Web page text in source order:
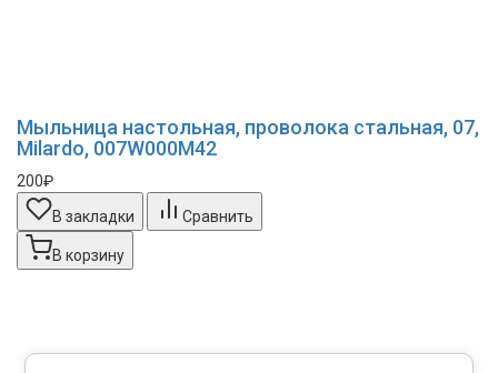
Мыльница настольная, проволока стальная, 07,
Milardo, 007W000M42
200₽
В закладки
Сравнить
В корзину